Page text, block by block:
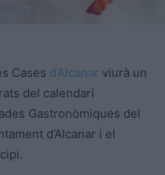
Cases d’Alcanar viurà un
del calendari
Gastronòmiques del
d’Alcanar i el